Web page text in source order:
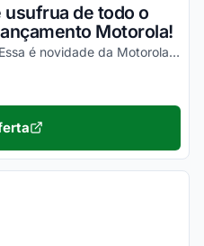
de todo o
Motorola!
Já conhece o Moto Razr 40? Essa é novidade da Motorola, um celular impecável, com um desempenho incrível e que ainda dobra! Não perca a chance de garantir o seu e aproveite os desc...